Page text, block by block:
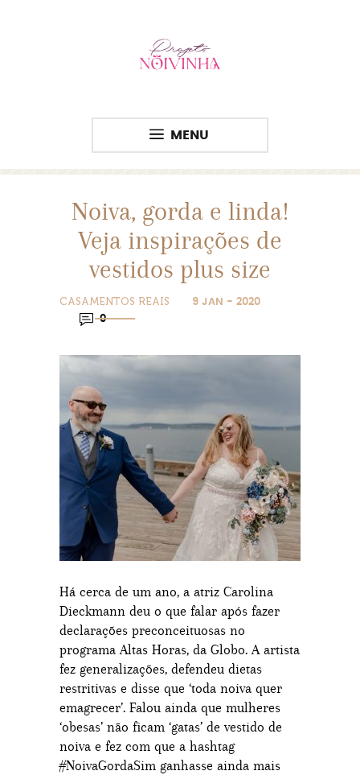
MENU
Noiva, gorda e linda!
Veja inspirações de
vestidos plus size
CASAMENTOS REAIS
9 JAN - 2020
0
Há cerca de um ano, a atriz Carolina
Dieckmann deu o que falar após fazer
declarações preconceituosas no
programa Altas Horas, da Globo. A artista
fez generalizações, defendeu dietas
restritivas e disse que ‘toda noiva quer
emagrecer’. Falou ainda que mulheres
‘obesas’ não ficam ‘gatas’ de vestido de
noiva e fez com que a hashtag
#NoivaGordaSim ganhasse ainda mais